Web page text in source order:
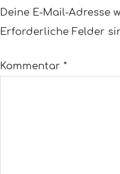
Deine E-Mail-Adresse
Erforderliche Felder
Kommentar *